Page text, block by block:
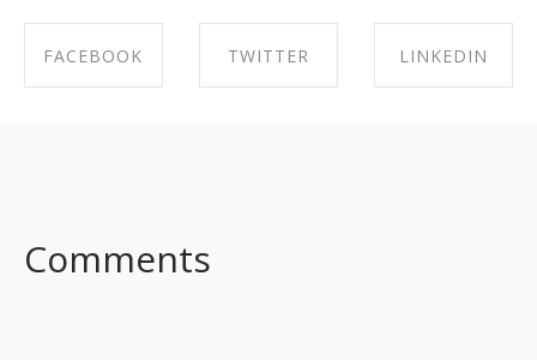
FACEBOOK TWITTER LINKEDIN
Comments